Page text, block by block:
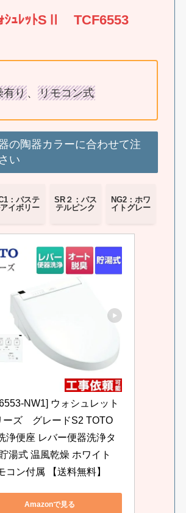
ｭﾚｯﾄSⅡ TCF6553
有り、 リモコン式
の陶器カラーに合わせて注
い
：パステ
イボリー
SR２：パス
テルピンク
NG2：ホワ
イトグレー
NW1] ウォシュレット
ーズ　グレードS2 TOTO
浄便座 レバー便器洗浄タ
湯式 温風乾燥 ホワイト
コン付属 【送料無料】
Amazonで見る